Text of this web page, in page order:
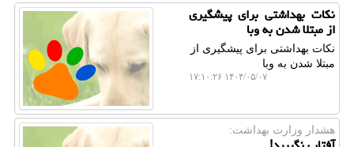
نکات بهداشتی برای پیشگیری
از مبتلا شدن به وبا
نکات بهداشتی برای پیشگیری از
مبتلا شدن به وبا
۱۴۰۴/۰۵/۰۷ ۱۷:۱۰:۲۶
هشدار وزارت بهداشت: